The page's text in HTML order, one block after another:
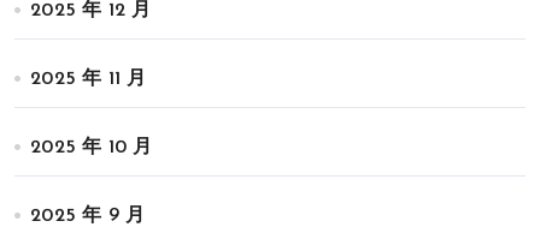
2025 年 12 月
2025 年 11 月
2025 年 10 月
2025 年 9 月